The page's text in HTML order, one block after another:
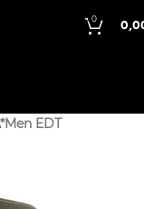
0
EDT